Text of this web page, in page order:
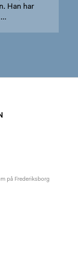
Han har
…
på Frederiksborg